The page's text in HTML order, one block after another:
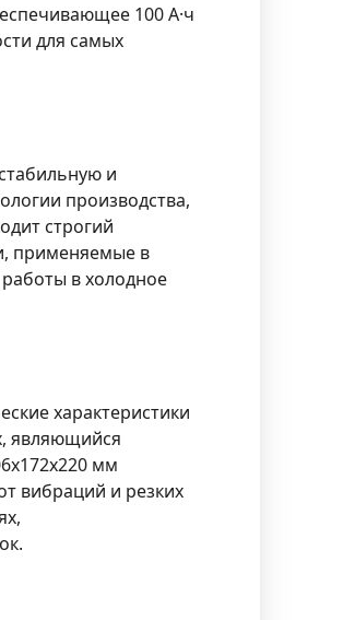
100 А·ч
для самых
и
производства,
строгий
применяемые в
в холодное
характеристики
являющийся
мм
вибраций и резких